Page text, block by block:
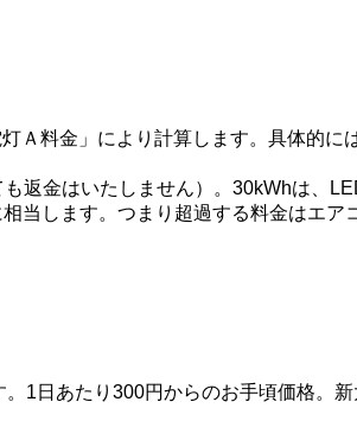
Ａ料金」により計算します。具体的に
返金はいたしません）。30kWhは、
当します。つまり超過する料金はエア
1日あたり300円からのお手頃価格。